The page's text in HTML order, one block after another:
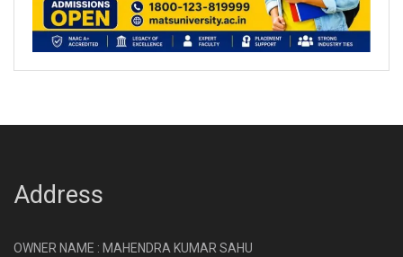
Address
OWNER NAME : MAHENDRA KUMAR SAHU